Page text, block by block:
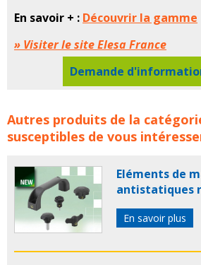
En savoir + : Découvrir la gamme
» Visiter le site Elesa France
Demande
Boutons, Poignées, volants de
les familles de produits : elesa
Autres produits de la
susceptibles de vous
Eléments de
antistatiques
En savoir plus